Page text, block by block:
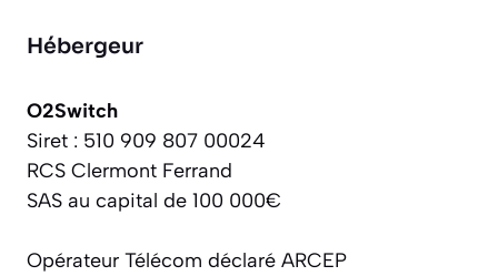
Hébergeur
O2Switch
Siret : 510 909 807 00024
RCS Clermont Ferrand
SAS au capital de 100 000€
Opérateur Télécom déclaré ARCEP